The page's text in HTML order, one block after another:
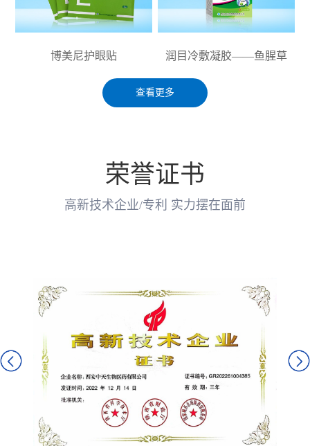
博美尼护眼贴 润目冷敷凝胶——鱼腥草
查看更多
荣誉证书
高新技术企业/专利 实力摆在面前